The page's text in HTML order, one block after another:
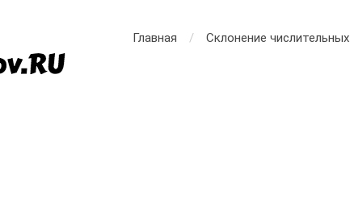
Главная Склонение числительных